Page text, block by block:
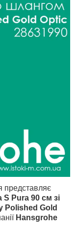
Pura 90 см зі
Polished Gold
Hansgrohe